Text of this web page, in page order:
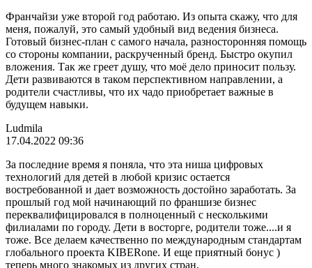
Франчайзи уже второй год работаю. Из опыта скажу, что для
меня, пожалуй, это самый удобный вид ведения бизнеса.
Готовый бизнес-план с самого начала, разносторонняя помощь
со стороны компании, раскрученный бренд. Быстро окупил
вложения. Так же греет душу, что моё дело приносит пользу.
Дети развиваются в таком перспективном направлении, а
родители счастливы, что их чадо приобретает важные в
будущем навыки.
Ludmila
17.04.2022 09:36
За последние время я поняла, что эта ниша цифровых
технологий для детей в любой кризис остается
востребованной и дает возможность достойно заработать. За
прошлый год мой начинающий по франшизе бизнес
переквалифицировался в полноценный с несколькими
филиалами по городу. Дети в восторге, родители тоже....и я
тоже. Все делаем качественно по международным стандартам
глобального проекта KIBERone. И еще приятный бонус )
теперь много знакомых из других стран.